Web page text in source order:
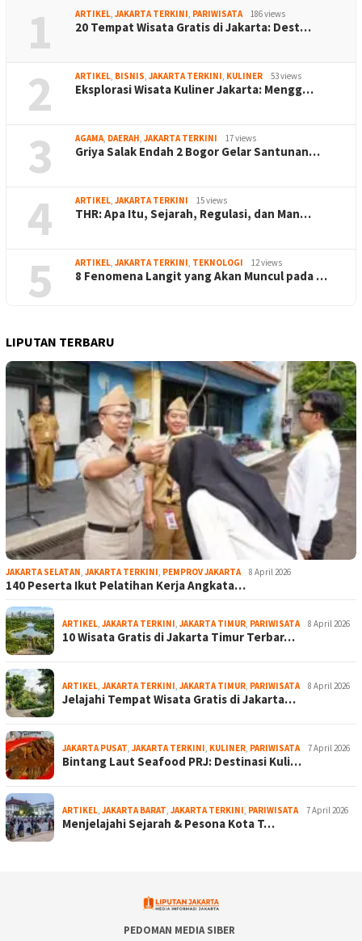
1 ARTIKEL, JAKARTA TERKINI, PARIWISATA 186 views
20 Tempat Wisata Gratis di Jakarta: Dest…
2 ARTIKEL, BISNIS, JAKARTA TERKINI, KULINER 53 views
Eksplorasi Wisata Kuliner Jakarta: Mengg…
3 AGAMA, DAERAH, JAKARTA TERKINI 17 views
Griya Salak Endah 2 Bogor Gelar Santunan…
4 ARTIKEL, JAKARTA TERKINI 15 views
THR: Apa Itu, Sejarah, Regulasi, dan Man…
5 ARTIKEL, JAKARTA TERKINI, TEKNOLOGI 12 views
8 Fenomena Langit yang Akan Muncul pada …
LIPUTAN TERBARU
JAKARTA SELATAN, JAKARTA TERKINI, PEMPROV JAKARTA 8 April 2026
140 Peserta Ikut Pelatihan Kerja Angkata…
ARTIKEL, JAKARTA TERKINI, JAKARTA TIMUR, PARIWISATA 8 April 2026
10 Wisata Gratis di Jakarta Timur Terbar…
ARTIKEL, JAKARTA TERKINI, JAKARTA TIMUR, PARIWISATA 8 April 2026
Jelajahi Tempat Wisata Gratis di Jakarta…
JAKARTA PUSAT, JAKARTA TERKINI, KULINER, PARIWISATA 7 April 2026
Bintang Laut Seafood PRJ: Destinasi Kuli…
ARTIKEL, JAKARTA BARAT, JAKARTA TERKINI, PARIWISATA 7 April 2026
Menjelajahi Sejarah & Pesona Kota T…
PEDOMAN MEDIA SIBER